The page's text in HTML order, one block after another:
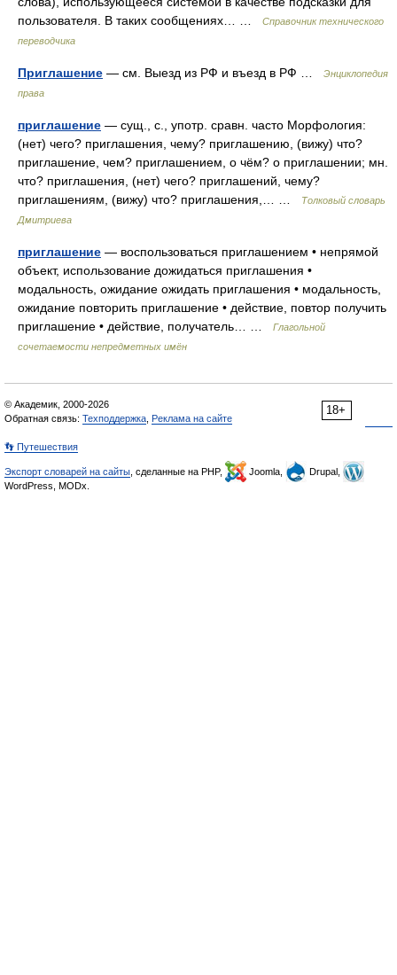
пользователя. В таких сообщениях… …
Справочник технического
переводчика
Приглашение — см. Выезд из РФ и въезд в РФ …
Энциклопедия
права
приглашение — сущ., с., употр. сравн. часто Морфология:
(нет) чего? приглашения, чему? приглашению, (вижу) что?
приглашение, чем? приглашением, о чём? о приглашении; мн.
что? приглашения, (нет) чего? приглашений, чему?
приглашениям, (вижу) что? приглашения,… …
Толковый словарь
Дмитриева
приглашение — воспользоваться приглашением • непрямой
объект, использование дожидаться приглашения •
модальность, ожидание ожидать приглашения • модальность,
ожидание повторить приглашение • действие, повтор получить
приглашение • действие, получатель… …
Глагольной
сочетаемости непредметных имён
18+
© Академик, 2000-2026
Обратная связь: Техподдержка Реклама на сайте
👣 Путешествия
Экспорт словарей на сайты , сделанные на PHP, Joomla,
Drupal,
WordPress, MODx.